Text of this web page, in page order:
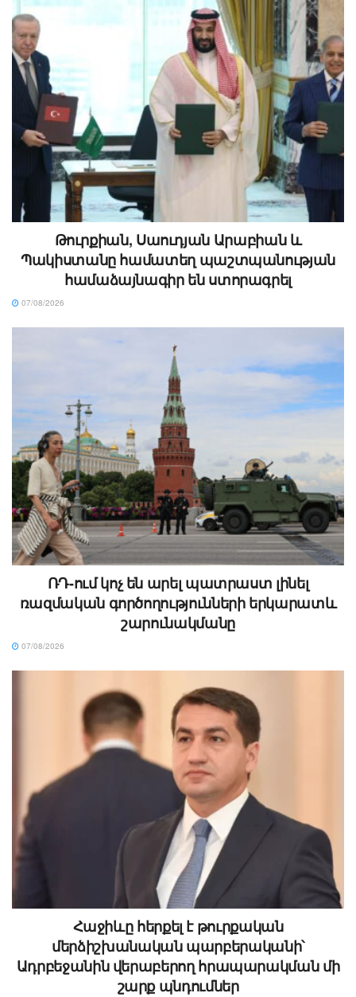
Թուրքիան, Սաուդյան Արաբիան և
Պակիստանը համատեղ պաշտպանության
համաձայնագիր են ստորագրել
07/08/2026
ՌԴ-ում կոչ են արել պատրաստ լինել
ռազմական գործողությունների երկարատև
շարունակմանը
07/08/2026
Հաջիևը հերքել է թուրքական
մերձիշխանական պարբերականի՝
Ադրբեջանին վերաբերող հրապարակման մի
շարք պնդումներ